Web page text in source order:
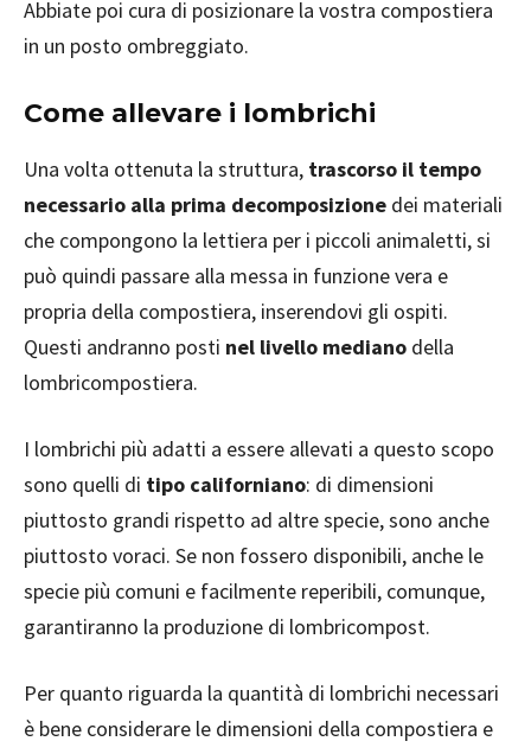
Abbiate poi cura di posizionare la vostra compostiera
in un posto ombreggiato.
Come allevare i lombrichi
Una volta ottenuta la struttura, trascorso il tempo
necessario alla prima decomposizione dei materiali
che compongono la lettiera per i piccoli animaletti, si
può quindi passare alla messa in funzione vera e
propria della compostiera, inserendovi gli ospiti.
Questi andranno posti nel livello mediano della
lombricompostiera.
I lombrichi più adatti a essere allevati a questo scopo
sono quelli di tipo californiano: di dimensioni
piuttosto grandi rispetto ad altre specie, sono anche
piuttosto voraci. Se non fossero disponibili, anche le
specie più comuni e facilmente reperibili, comunque,
garantiranno la produzione di lombricompost.
Per quanto riguarda la quantità di lombrichi necessari
è bene considerare le dimensioni della compostiera e